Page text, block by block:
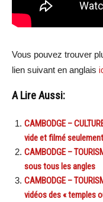
Vous pouvez trouver
lien suivant en anglais
A Lire Aussi:
CAMBODGE –
vide et filmé
CAMBODGE –
sous tous les angles
CAMBODGE –
vidéos des « temples